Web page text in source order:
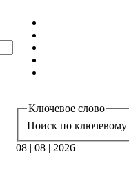
Ключевое слово
Поиск по ключевому
08 | 08 | 2026